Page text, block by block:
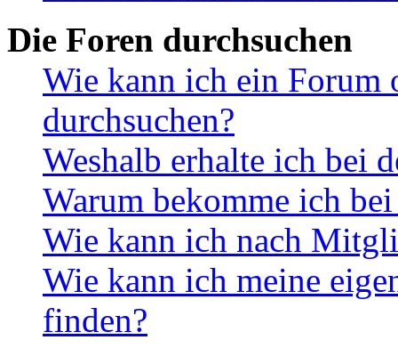
Die Foren durchsuchen
Wie kann ich ein Forum
durchsuchen?
Weshalb erhalte ich bei
Warum bekomme ich
Wie kann ich nach
Wie kann ich meine
finden?